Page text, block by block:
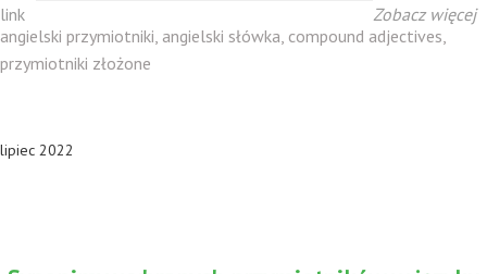
link
Zobacz więcej
angielski przymiotniki, angielski słówka, compound adjectives,
przymiotniki złożone
lipiec 2022